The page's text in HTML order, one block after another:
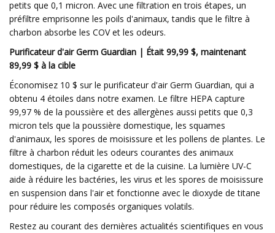
petits que 0,1 micron. Avec une filtration en trois étapes, un
préfiltre emprisonne les poils d'animaux, tandis que le filtre à
charbon absorbe les COV et les odeurs.
Purificateur d'air Germ Guardian | Était 99,99 $, maintenant
89,99 $ à la cible
Économisez 10 $ sur le purificateur d'air Germ Guardian, qui a
obtenu 4 étoiles dans notre examen. Le filtre HEPA capture
99,97 % de la poussière et des allergènes aussi petits que 0,3
micron tels que la poussière domestique, les squames
d'animaux, les spores de moisissure et les pollens de plantes. Le
filtre à charbon réduit les odeurs courantes des animaux
domestiques, de la cigarette et de la cuisine. La lumière UV-C
aide à réduire les bactéries, les virus et les spores de moisissure
en suspension dans l'air et fonctionne avec le dioxyde de titane
pour réduire les composés organiques volatils.
Restez au courant des dernières actualités scientifiques en vous